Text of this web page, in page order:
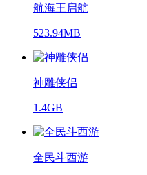
航海王启航
523.94MB
神雕侠侣
1.4GB
全民斗西游